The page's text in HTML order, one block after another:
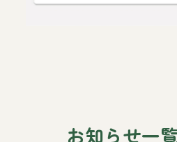
お知らせ一